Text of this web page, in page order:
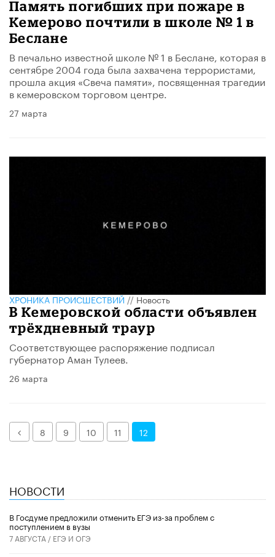
Память погибших при пожаре в
Кемерово почтили в школе № 1 в
Беслане
В печально известной школе № 1 в Беслане, которая в
сентябре 2004 года была захвачена террористами,
прошла акция «Свеча памяти», посвященная трагедии
в кемеровском торговом центре.
27 марта
ХРОНИКА ПРОИСШЕСТВИЙ//Новость
В Кемеровской области объявлен
трёхдневный траур
Соответствующее распоряжение подписал
губернатор Аман Тулеев.
26 марта
Назад
8 9 10 11 12
НОВОСТИ
В Госдуме предложили отменить ЕГЭ из-за проблем с
поступлением в вузы
7 АВГУСТА / ЕГЭ И ОГЭ